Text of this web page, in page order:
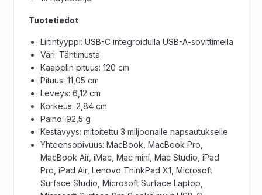
Tuotetiedot
Liitintyyppi: USB-C integroidulla USB-A-sovittimella
Väri: Tähtimusta
Kaapelin pituus: 120 cm
Pituus: 11,05 cm
Leveys: 6,12 cm
Korkeus: 2,84 cm
Paino: 92,5 g
Kestävyys: mitoitettu 3 miljoonalle napsautukselle
Yhteensopivuus: MacBook, MacBook Pro,
MacBook Air, iMac, Mac mini, Mac Studio, iPad
Pro, iPad Air, Lenovo ThinkPad X1, Microsoft
Surface Studio, Microsoft Surface Laptop,